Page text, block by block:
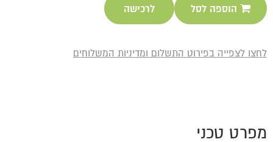
הוספה לסל לרכישה
לחצו לצפייה בפירוט התשלום ומדיניות המשלוחים
מפרט טכני